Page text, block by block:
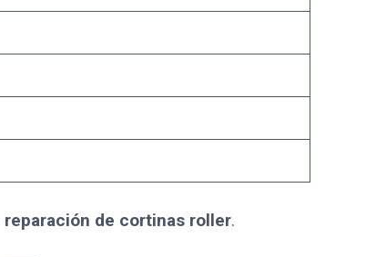
reparación de cortinas roller.